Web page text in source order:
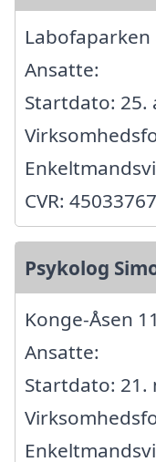
Ansatte:
Startdato: 25.
CVR: 45033767
Psykolog
Konge-Åsen
Ansatte:
Startdato: 21.